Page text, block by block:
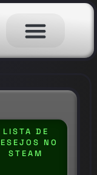
LISTA DE
NO
STEAM